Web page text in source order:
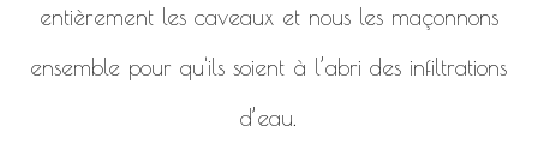
entièrement les caveaux et nous les maçonnons
ensemble pour qu'ils soient à l’abri des infiltrations
d’eau.